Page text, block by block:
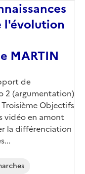
l'évolution
MARTIN
de
2 (argumentation)
Objectifs
vidéo en amont
la différenciation